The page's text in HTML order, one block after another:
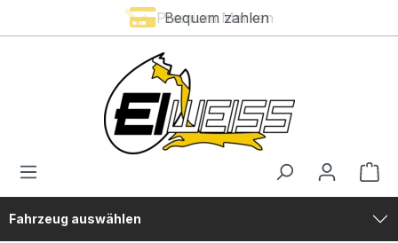
Premium Marken
Bequem zahlen
Fahrzeug auswählen